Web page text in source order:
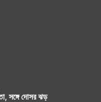
সঙ্গে দোসর ঝড়